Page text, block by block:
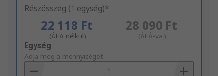
Részösszeg (1 egység)*
22 118 Ft
(ÁFA nélkül)
28 090 Ft
(ÁFÁ-val)
Add
to
Basket
Egység
Adja meg a mennyiséget